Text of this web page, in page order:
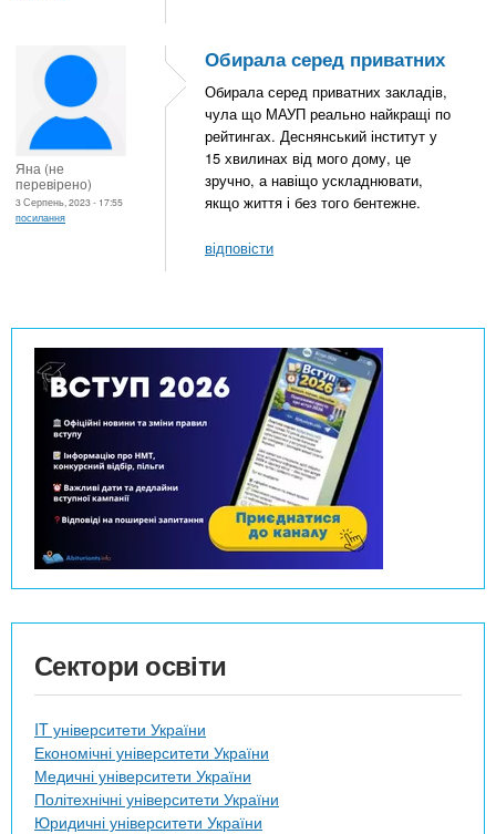
Яна (не
перевірено)
3 Серпень, 2023 - 17:55
посилання
Обирала серед приватних
Обирала серед приватних закладів,
чула що МАУП реально найкращі по
рейтингах. Деснянський інститут у
15 хвилинах від мого дому, це
зручно, а навіщо ускладнювати,
якщо життя і без того бентежне.
відповісти
Сектори освіти
IT університети України
Економічні університети України
Медичні університети України
Політехнічні університети України
Юридичні університети України